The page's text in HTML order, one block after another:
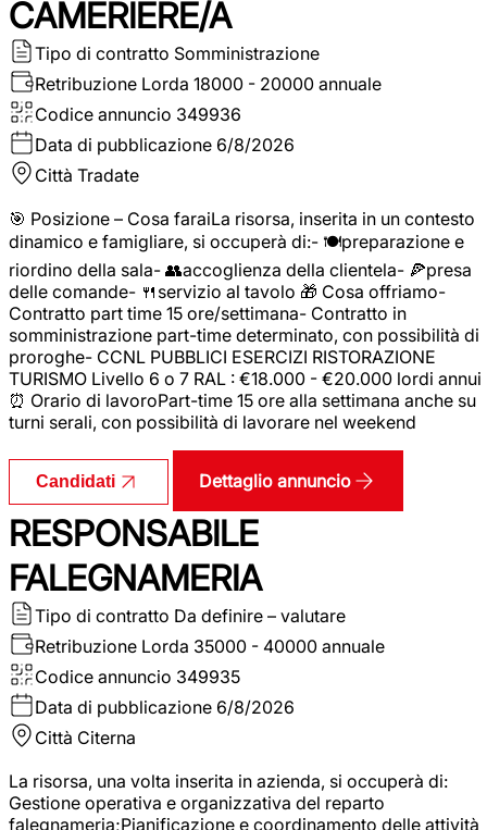
CAMERIERE/A
Tipo di contratto Somministrazione
Retribuzione Lorda 18000 - 20000 annuale
Codice annuncio 349936
Data di pubblicazione 6/8/2026
Città Tradate
🎯 Posizione – Cosa faraiLa risorsa, inserita in un contesto
dinamico e famigliare, si occuperà di:- 🍽️preparazione e
riordino della sala- 👥accoglienza della clientela- 🍕presa
delle comande- 🍴servizio al tavolo 🎁 Cosa offriamo-
Contratto part time 15 ore/settimana- Contratto in
somministrazione part-time determinato, con possibilità di
proroghe- CCNL PUBBLICI ESERCIZI RISTORAZIONE
TURISMO Livello 6 o 7 RAL : €18.000 - €20.000 lordi annui
⏰ Orario di lavoroPart-time 15 ore alla settimana anche su
turni serali, con possibilità di lavorare nel weekend
Candidati Dettaglio annuncio
RESPONSABILE
FALEGNAMERIA
Tipo di contratto Da definire – valutare
Retribuzione Lorda 35000 - 40000 annuale
Codice annuncio 349935
Data di pubblicazione 6/8/2026
Città Citerna
La risorsa, una volta inserita in azienda, si occuperà di:
Gestione operativa e organizzativa del reparto
falegnameria;Pianificazione e coordinamento delle attività